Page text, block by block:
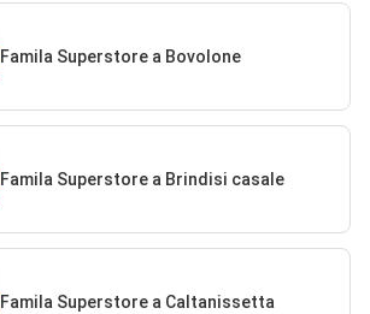
Famila Superstore a Bovolone
Famila Superstore a Brindisi casale
Famila Superstore a Caltanissetta